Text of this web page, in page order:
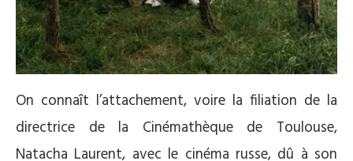
On connaît l’attachement, voire la filiation de la
directrice de la Cinémathèque de Toulouse,
Natacha Laurent, avec le cinéma russe, dû à son